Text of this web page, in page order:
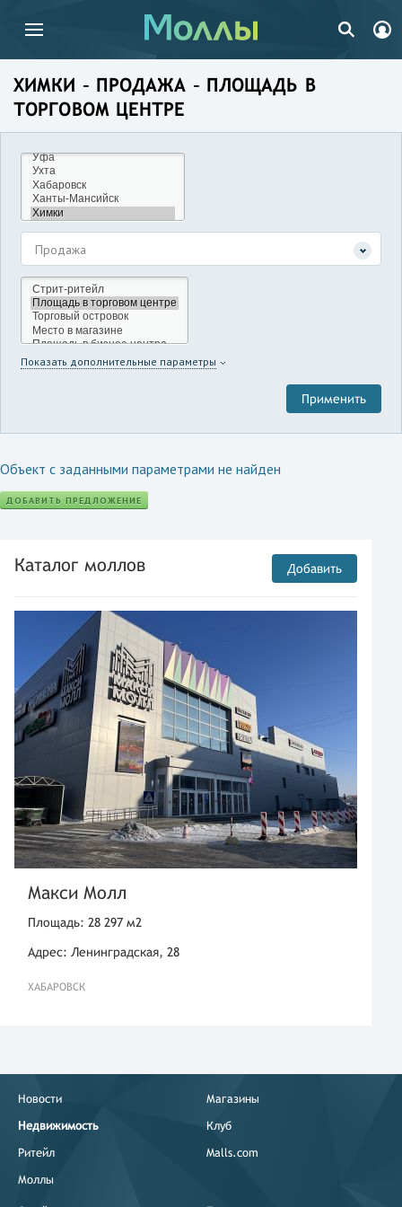
ХИМКИ – ПРОДАЖА – ПЛОЩАДЬ В
ТОРГОВОМ ЦЕНТРЕ
Продажа
Показать дополнительные параметры
Объект с заданными параметрами не найден
ДОБАВИТЬ ПРЕДЛОЖЕНИЕ
Каталог моллов Добавить
Макси Молл
Площадь: 28 297 м2
Адрес: Ленинградская, 28
ХАБАРОВСК
Новости
Недвижимость
Ритейл
Моллы
Магазины
Клуб
Malls.com